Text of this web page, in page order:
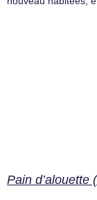
Pain d’alouette